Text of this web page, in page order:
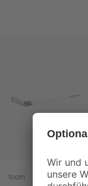
toom